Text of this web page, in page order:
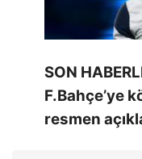
SON
F.Bahçe’ye
resmen